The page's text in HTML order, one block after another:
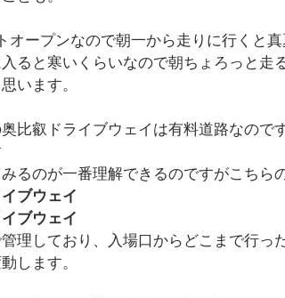
オープンなので朝一から走りに行くと
ると寒いくらいなので朝ちょろっと走
います。
比叡ドライブウェイは有料道路なので
るのが一番理解できるのですがこちら
ブウェイ
ブウェイ
理しており、入場口からどこまで行っ
します。